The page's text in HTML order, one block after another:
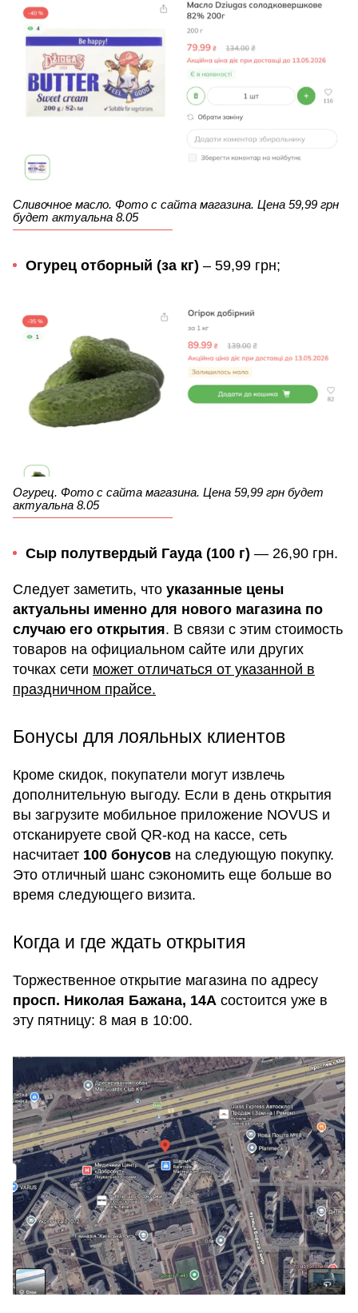
Сливочное масло. Фото с сайта магазина. Цена 59,99 грн
будет актуальна 8.05
Огурец отборный (за кг) – 59,99 грн;
Огурец. Фото с сайта магазина. Цена 59,99 грн будет
актуальна 8.05
Сыр полутвердый Гауда (100 г) — 26,90 грн.
Следует заметить, что указанные цены
актуальны именно для нового магазина по
случаю его открытия. В связи с этим стоимость
товаров на официальном сайте или других
точках сети может отличаться от указанной в
праздничном прайсе.
Бонусы для лояльных клиентов
Кроме скидок, покупатели могут извлечь
дополнительную выгоду. Если в день открытия
вы загрузите мобильное приложение NOVUS и
отсканируете свой QR-код на кассе, сеть
насчитает 100 бонусов на следующую покупку.
Это отличный шанс сэкономить еще больше во
время следующего визита.
Когда и где ждать открытия
Торжественное открытие магазина по адресу
просп. Николая Бажана, 14А состоится уже в
эту пятницу: 8 мая в 10:00.